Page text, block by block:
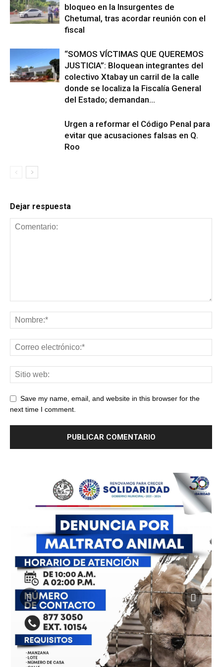
bloqueo en la Insurgentes de
Chetumal, tras acordar reunión con el
fiscal
“SOMOS VÍCTIMAS QUE QUEREMOS
JUSTICIA”: Bloquean integrantes del
colectivo Xtabay un carril de la calle
donde se localiza la Fiscalía General
del Estado; demandan...
Urgen a reformar el Código Penal para
evitar que acusaciones falsas en Q.
Roo
Dejar respuesta
Save my name, email, and website in this browser for the
next time I comment.